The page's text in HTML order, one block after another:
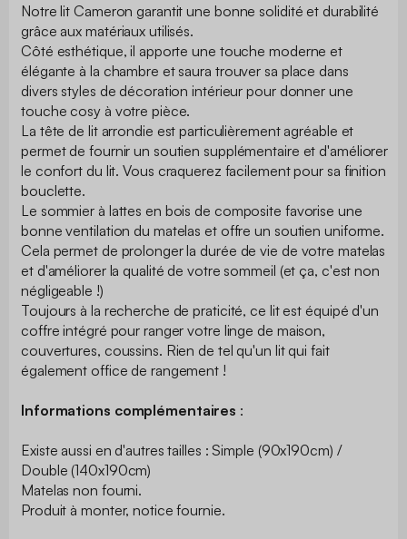
Notre lit Cameron garantit une bonne solidité et durabilité
grâce aux matériaux utilisés.
Côté esthétique, il apporte une touche moderne et
élégante à la chambre et saura trouver sa place dans
divers styles de décoration intérieur pour donner une
touche cosy à votre pièce.
La tête de lit arrondie est particulièrement agréable et
permet de fournir un soutien supplémentaire et d'améliorer
le confort du lit. Vous craquerez facilement pour sa finition
bouclette.
Le sommier à lattes en bois de composite favorise une
bonne ventilation du matelas et offre un soutien uniforme.
Cela permet de prolonger la durée de vie de votre matelas
et d'améliorer la qualité de votre sommeil (et ça, c'est non
négligeable !)
Toujours à la recherche de praticité, ce lit est équipé d'un
coffre intégré pour ranger votre linge de maison,
couvertures, coussins. Rien de tel qu'un lit qui fait
également office de rangement !
Informations complémentaires :
Existe aussi en d'autres tailles : Simple (90x190cm) /
Double (140x190cm)
Matelas non fourni.
Produit à monter, notice fournie.